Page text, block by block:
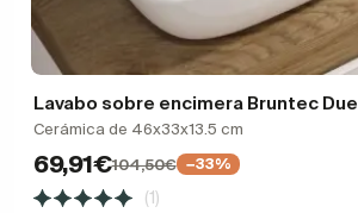
Lavabo sobre encimera Bruntec Due
Cerámica de 46x33x13.5 cm
69,91€104,50€ −33%
(1)